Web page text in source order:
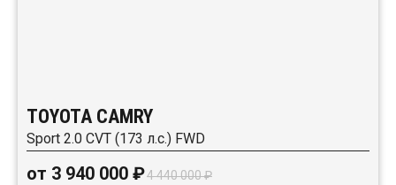
TOYOTA CAMRY
Sport 2.0 CVT (173 л.с.) FWD
от 3 940 000 ₽4 440 000 ₽